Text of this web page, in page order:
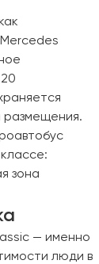
размещения.
зона
— именно
люди в